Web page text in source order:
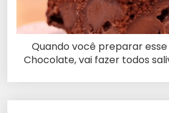
Quando você preparar
Chocolate, vai fazer todos